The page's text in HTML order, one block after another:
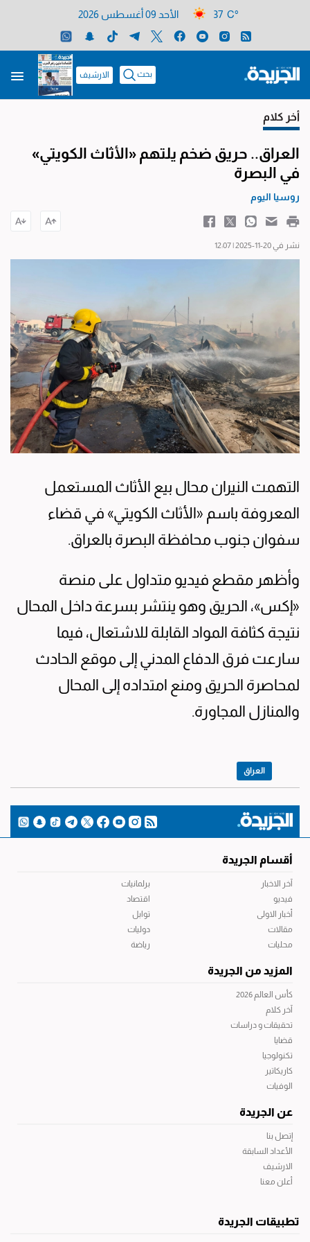
37 C° الأحد 09 أغسطس 2026
بحث الارشيف
أخر كلام
العراق.. حريق ضخم يلتهم «الأثاث الكويتي»
في البصرة
روسيا اليوم
نشر في 20-11-2025 | 12:07
التهمت النيران محال بيع الأثاث المستعمل
المعروفة باسم «الأثاث الكويتي» في قضاء
سفوان جنوب محافظة البصرة بالعراق.
وأظهر مقطع فيديو متداول على منصة
«إكس»، الحريق وهو ينتشر بسرعة داخل المحال
نتيجة كثافة المواد القابلة للاشتعال، فيما
سارعت فرق الدفاع المدني إلى موقع الحادث
لمحاصرة الحريق ومنع امتداده إلى المحال
والمنازل المجاورة.
العراق
أقسام الجريدة
آخر الاخبار
فيديو
أخبار الاولى
مقالات
محليات
برلمانيات
اقتصاد
توابل
دوليات
رياضة
المزيد من الجريدة
كأس العالم 2026
آخر كلام
تحقيقات و دراسات
قضايا
تكنولوجيا
كاريكاتير
الوفيات
عن الجريدة
إتصل بنا
الأعداد السابقة
الارشيف
أعلن معنا
تطبيقات الجريدة